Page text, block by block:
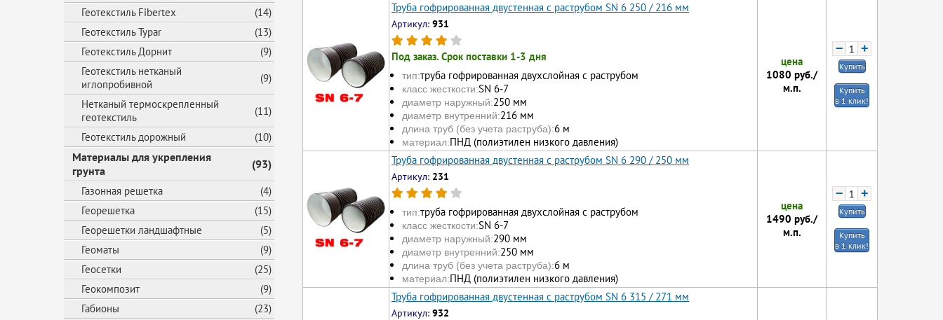
Геотекстиль Fibertex
(14)
Геотекстиль Typar
(13)
Геотекстиль Дорнит
(9)
Геотекстиль нетканый
иглопробивной
(9)
Нетканый термоскрепленный
геотекстиль
(11)
Геотекстиль дорожный
(10)
Материалы для укрепления
грунта
(93)
Газонная решетка
(4)
Георешетка
(15)
Георешетки ландшафтные
(5)
Геоматы
(9)
Геосетки
(25)
Геокомпозит
(9)
Габионы
(23)
Труба гофрированная двустенная с раструбом SN 6 250 / 216 мм
Артикул: 931
Под заказ. Срок поставки 1-3 дня
тип:труба гофрированная двухслойная с раструбом
класс жесткости:SN 6-7
диаметр наружный:250 мм
диаметр внутренний:216 мм
длина труб (без учета раструба):6 м
материал:ПНД (полиэтилен низкого давления)
цена
1080 руб./
м.п.
− +
Купить
Купить
в 1 клик!
Труба гофрированная двустенная с раструбом SN 6 290 / 250 мм
Артикул: 231
тип:труба гофрированная двухслойная с раструбом
класс жесткости:SN 6-7
диаметр наружный:290 мм
диаметр внутренний:250 мм
длина труб (без учета раструба):6 м
материал:ПНД (полиэтилен низкого давления)
цена
1490 руб./
м.п.
− +
Купить
Купить
в 1 клик!
Труба гофрированная двустенная с раструбом SN 6 315 / 271 мм
Артикул: 932